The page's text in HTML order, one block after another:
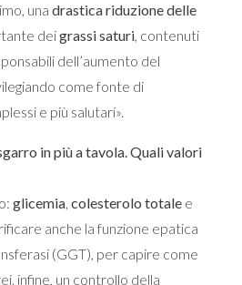
unadrastica riduzione delle
deigrassi saturi, contenuti
dell’aumento del
come fonte di
e più salutari».
in più a tavola. Quali valori
glicemia,colesterolo totale e
anche la funzione epatica
(GGT), per capire come
infine, un controllo della